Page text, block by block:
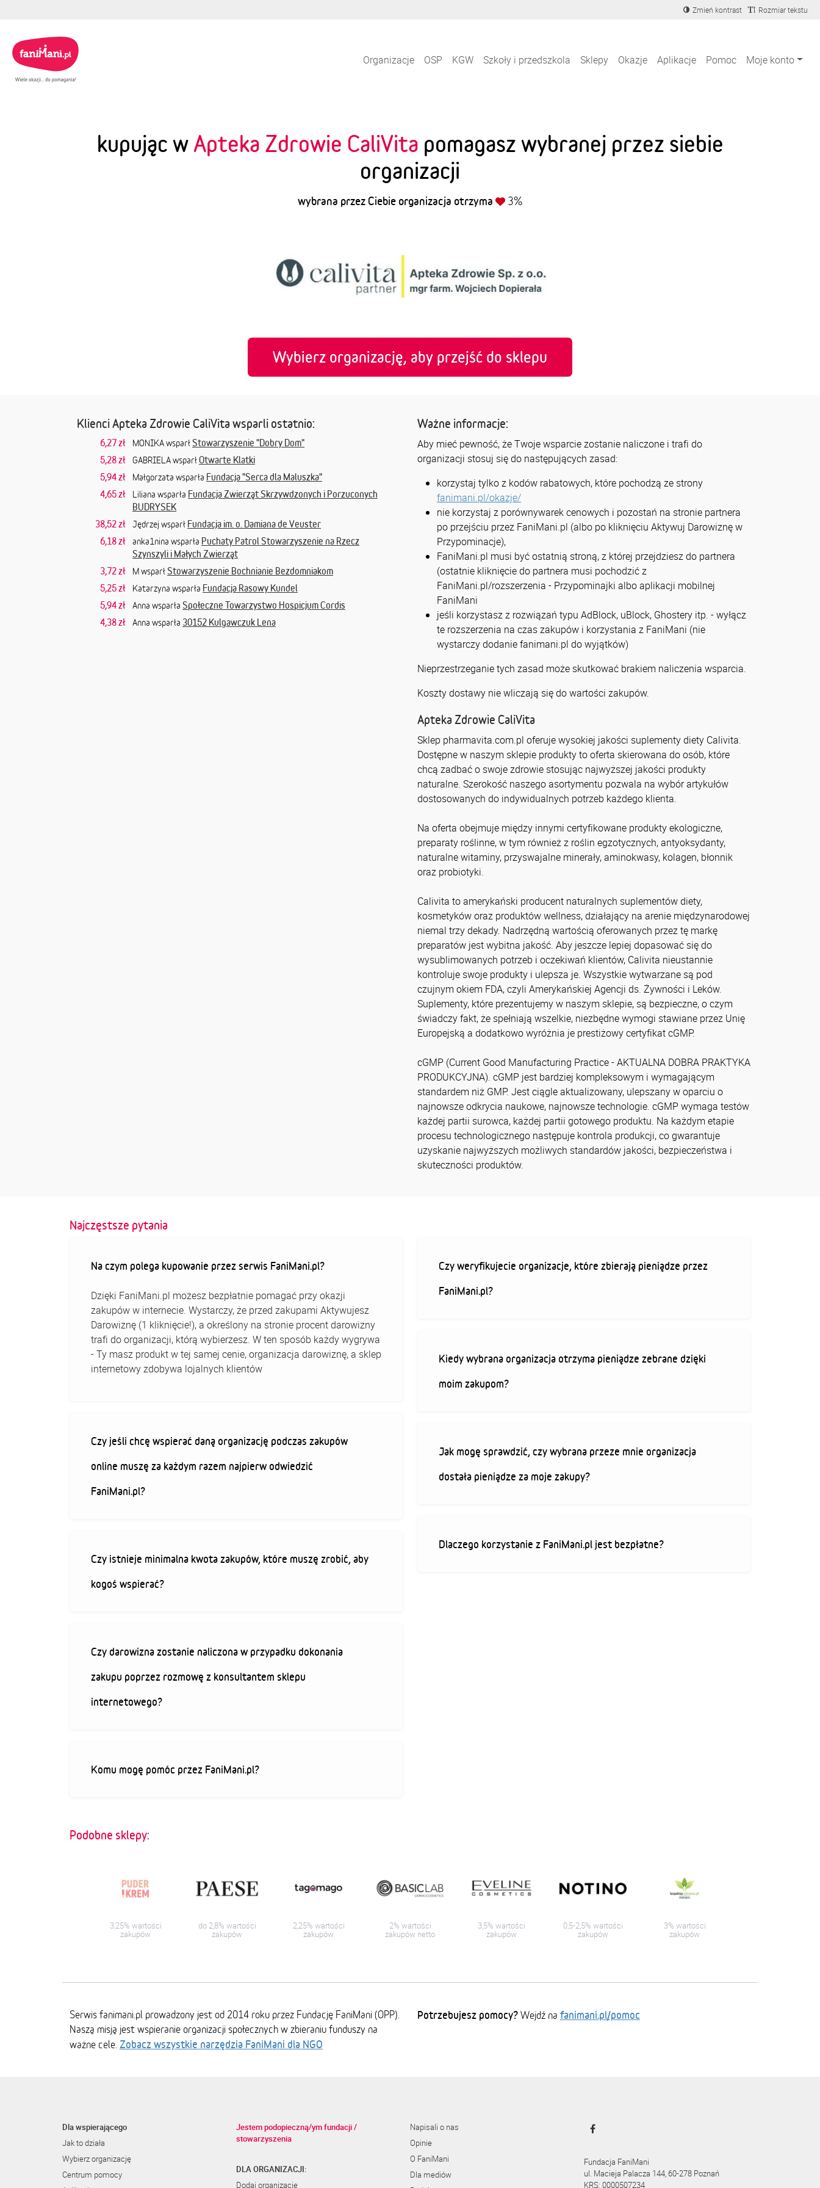
Zmień kontrast Rozmiar tekstu
Organizacje OSP KGW Szkoły i przedszkola Sklepy Okazje Aplikacje Pomoc Moje konto
kupując w Apteka Zdrowie CaliVita pomagasz wybranej przez siebie
organizacji
wybrana przez Ciebie organizacja otrzyma 3%
Wybierz organizację, aby przejść do sklepu
Klienci Apteka Zdrowie CaliVita wsparli ostatnio:
6,27 zł MONIKA wsparł Stowarzyszenie "Dobry Dom"
5,28 zł
GABRIELA wsparłOtwarte Klatki
5,94 zł
Małgorzata wsparła Fundacja "Serca dla Maluszka"
4,65 zł
Liliana wsparła Fundacja Zwierząt Skrzywdzonych i Porzuconych
BUDRYSEK
38,52 zł
Jędrzej wsparł Fundacja im. o. Damiana de Veuster
6,18 zł
anka1nina wsparła Puchaty Patrol Stowarzyszenie na Rzecz
Szynszyli i Małych Zwierząt
3,72 zł
M wsparł Stowarzyszenie Bochnianie Bezdomniakom
5,25 zł
Katarzyna wsparła Fundacja Rasowy Kundel
5,94 zł
Anna wsparła Społeczne Towarzystwo Hospicjum Cordis
4,38 zł
Anna wsparła 30152 Kulgawczuk Lena
Ważne informacje:
Aby mieć pewność, że Twoje wsparcie zostanie naliczone i trafi do
organizacji stosuj się do następujących zasad:
korzystaj tylko z kodów rabatowych, które pochodzą ze strony
fanimani.pl/okazje/
nie korzystaj z porównywarek cenowych i pozostań na stronie partnera
po przejściu przez FaniMani.pl (albo po kliknięciu Aktywuj Darowiznę w
Przypominacje),
FaniMani.pl musi być ostatnią stroną, z której przejdziesz do partnera
(ostatnie kliknięcie do partnera musi pochodzić z
FaniMani.pl/rozszerzenia - Przypominajki albo aplikacji mobilnej
FaniMani
jeśli korzystasz z rozwiązań typu AdBlock, uBlock, Ghostery itp. - wyłącz
te rozszerzenia na czas zakupów i korzystania z FaniMani (nie
wystarczy dodanie fanimani.pl do wyjątków)
Nieprzestrzeganie tych zasad może skutkować brakiem naliczenia wsparcia.
Koszty dostawy nie wliczają się do wartości zakupów.
Apteka Zdrowie CaliVita
Sklep pharmavita.com.pl oferuje wysokiej jakości suplementy diety Calivita.
Dostępne w naszym sklepie produkty to oferta skierowana do osób, które
chcą zadbać o swoje zdrowie stosując najwyższej jakości produkty
naturalne. Szerokość naszego asortymentu pozwala na wybór artykułów
dostosowanych do indywidualnych potrzeb każdego klienta.
Na oferta obejmuje między innymi certyfikowane produkty ekologiczne,
preparaty roślinne, w tym również z roślin egzotycznych, antyoksydanty,
naturalne witaminy, przyswajalne minerały, aminokwasy, kolagen, błonnik
oraz probiotyki.
Calivita to amerykański producent naturalnych suplementów diety,
kosmetyków oraz produktów wellness, działający na arenie międzynarodowej
niemal trzy dekady. Nadrzędną wartością oferowanych przez tę markę
preparatów jest wybitna jakość. Aby jeszcze lepiej dopasować się do
wysublimowanych potrzeb i oczekiwań klientów, Calivita nieustannie
kontroluje swoje produkty i ulepsza je. Wszystkie wytwarzane są pod
czujnym okiem FDA, czyli Amerykańskiej Agencji ds. Żywności i Leków.
Suplementy, które prezentujemy w naszym sklepie, są bezpieczne, o czym
świadczy fakt, że spełniają wszelkie, niezbędne wymogi stawiane przez Unię
Europejską a dodatkowo wyróżnia je prestiżowy certyfikat cGMP.
cGMP (Current Good Manufacturing Practice - AKTUALNA DOBRA PRAKTYKA
PRODUKCYJNA). cGMP jest bardziej kompleksowym i wymagającym
standardem niż GMP. Jest ciągle aktualizowany, ulepszany w oparciu o
najnowsze odkrycia naukowe, najnowsze technologie. cGMP wymaga testów
każdej partii surowca, każdej partii gotowego produktu. Na każdym etapie
procesu technologicznego następuje kontrola produkcji, co gwarantuje
uzyskanie najwyższych możliwych standardów jakości, bezpieczeństwa i
skuteczności produktów.
Najczęstsze pytania
Na czym polega kupowanie przez serwis FaniMani.pl?
Dzięki FaniMani.pl możesz bezpłatnie pomagać przy okazji
zakupów w internecie. Wystarczy, że przed zakupami Aktywujesz
Darowiznę (1 kliknięcie!), a określony na stronie procent darowizny
trafi do organizacji, którą wybierzesz. W ten sposób każdy wygrywa
- Ty masz produkt w tej samej cenie, organizacja darowiznę, a sklep
internetowy zdobywa lojalnych klientów
Czy jeśli chcę wspierać daną organizację podczas zakupów
online muszę za każdym razem najpierw odwiedzić
FaniMani.pl?
Czy istnieje minimalna kwota zakupów, które muszę zrobić, aby
kogoś wspierać?
Czy darowizna zostanie naliczona w przypadku dokonania
zakupu poprzez rozmowę z konsultantem sklepu
internetowego?
Komu mogę pomóc przez FaniMani.pl?
Czy weryfikujecie organizacje, które zbierają pieniądze przez
FaniMani.pl?
Kiedy wybrana organizacja otrzyma pieniądze zebrane dzięki
moim zakupom?
Jak mogę sprawdzić, czy wybrana przeze mnie organizacja
dostała pieniądze za moje zakupy?
Dlaczego korzystanie z FaniMani.pl jest bezpłatne?
Podobne sklepy:
3,25% wartości
zakupów
do 2,8% wartości
zakupów
2,25% wartości
zakupów
2% wartości
zakupów netto
3,5% wartości
zakupów
0,5-2,5% wartości
zakupów
3% wartości
zakupów
Serwis fanimani.pl prowadzony jest od 2014 roku przez Fundację FaniMani (OPP).
Naszą misją jest wspieranie organizacji społecznych w zbieraniu funduszy na
ważne cele. Zobacz wszystkie narzędzia FaniMani dla NGO
Potrzebujesz pomocy? Wejdź na fanimani.pl/pomoc
Dla wspierającego
Jak to działa
Wybierz organizację
Centrum pomocy
Jestem podopieczną/ym fundacji /
stowarzyszenia
DLA ORGANIZACJI:
Dodaj organizację
Napisali o nas
Opinie
O FaniMani
Dla mediów
Fundacja FaniMani
ul. Macieja Palacza 144, 60-278 Poznań
KRS: 0000507234